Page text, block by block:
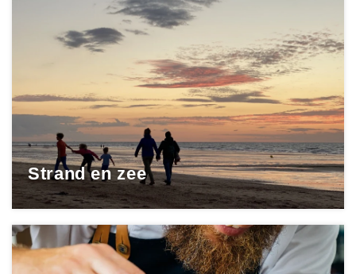
Strand en zee